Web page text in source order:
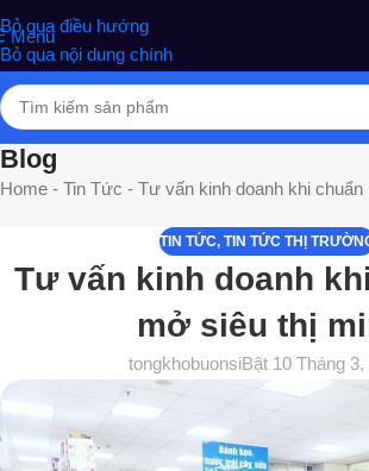
Bỏ qua điều hướng
Bỏ qua nội dung chính
nghiệm phân phối Quà tặng hottrend, gia dụng,
phẩm
Menu
Blog
Home - Tin Tức - Tư vấn kinh doanh khi
TIN TỨC, TIN TỨC THỊ
Tư vấn kinh doanh
mở siêu thị
tongkhobuonsiBật 10 Tháng 3,